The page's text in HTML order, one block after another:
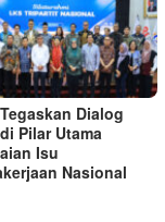
Dialog
Pilar Utama
Isu
Nasional